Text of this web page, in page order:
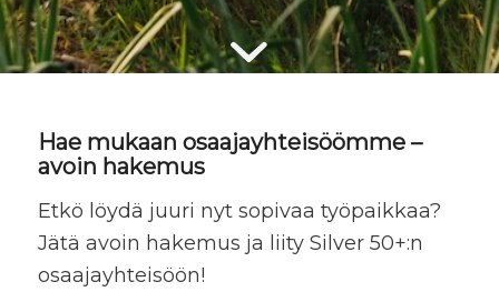
Hae mukaan osaajayhteisöömme –
avoin hakemus
Etkö löydä juuri nyt sopivaa työpaikkaa?
Jätä avoin hakemus ja liity Silver 50+:n
osaajayhteisöön!